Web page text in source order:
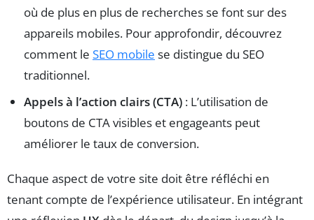
où de plus en plus de recherches se font sur des
appareils mobiles. Pour approfondir, découvrez
comment le SEO mobile se distingue du SEO
traditionnel.
Appels à l’action clairs (CTA) : L’utilisation de
boutons de CTA visibles et engageants peut
améliorer le taux de conversion.
Chaque aspect de votre site doit être réfléchi en
tenant compte de l’expérience utilisateur. En intégrant